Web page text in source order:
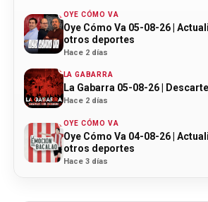
OYE CÓMO VA
Oye Cómo Va 05-08-26 |
otros deportes
Hace 2 días
LA GABARRA
La Gabarra 05-08-26 |
Hace 2 días
OYE CÓMO VA
Oye Cómo Va 04-08-26 |
otros deportes
Hace 3 días